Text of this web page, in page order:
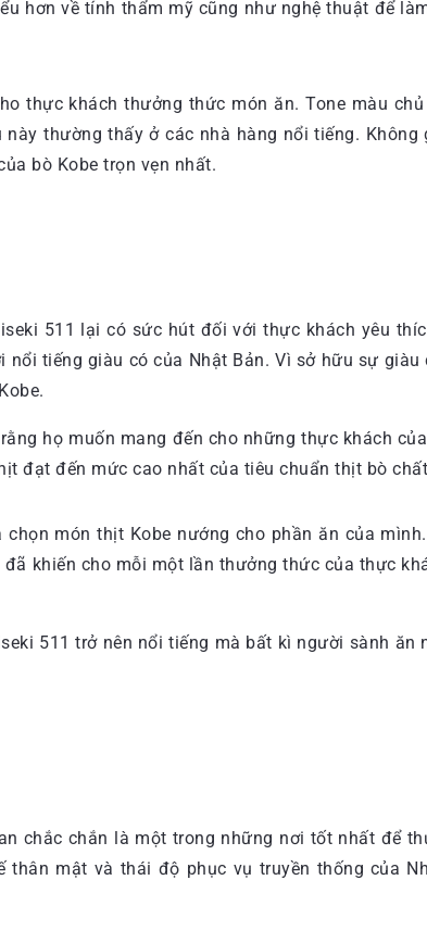
hơn về tính thẩm mỹ cũng như nghệ thuật để
thực khách thưởng thức món ăn. Tone màu
thường thấy ở các nhà hàng nổi tiếng.
bò Kobe trọn vẹn nhất.
511 lại có sức hút đối với thực khách yêu
tiếng giàu có của Nhật Bản. Vì sở hữu sự
họ muốn mang đến cho những thực khách
đạt đến mức cao nhất của tiêu chuẩn thịt bò
món thịt Kobe nướng cho phần ăn của
khiến cho mỗi một lần thưởng thức của thực
511 trở nên nổi tiếng mà bất kì người sành ăn
chắc chắn là một trong những nơi tốt nhất để
mật và thái độ phục vụ truyền thống của